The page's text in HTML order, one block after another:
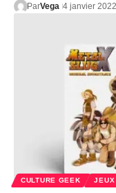
ParVega 4 janvier 2022
CULTURE GEEK JEUX